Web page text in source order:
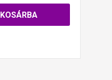
KOSÁRBA